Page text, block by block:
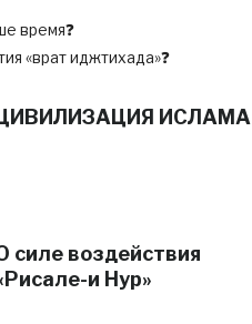
время❓
«врат иджтихада»❓
ИСЛАМА
силе воздействия
и Нур»